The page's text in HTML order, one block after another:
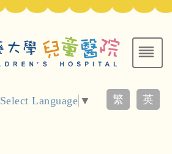
Select Language ▼ 繁 英